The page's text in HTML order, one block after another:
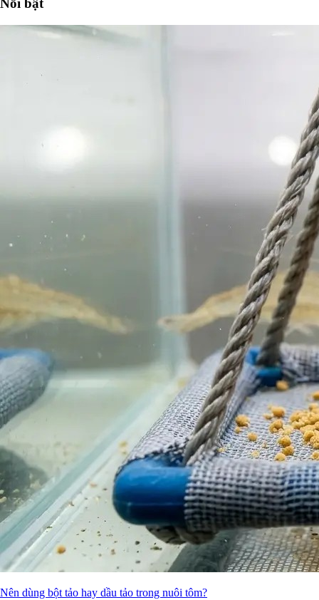
Nổi bật
Nên dùng bột tảo hay dầu tảo trong nuôi tôm?